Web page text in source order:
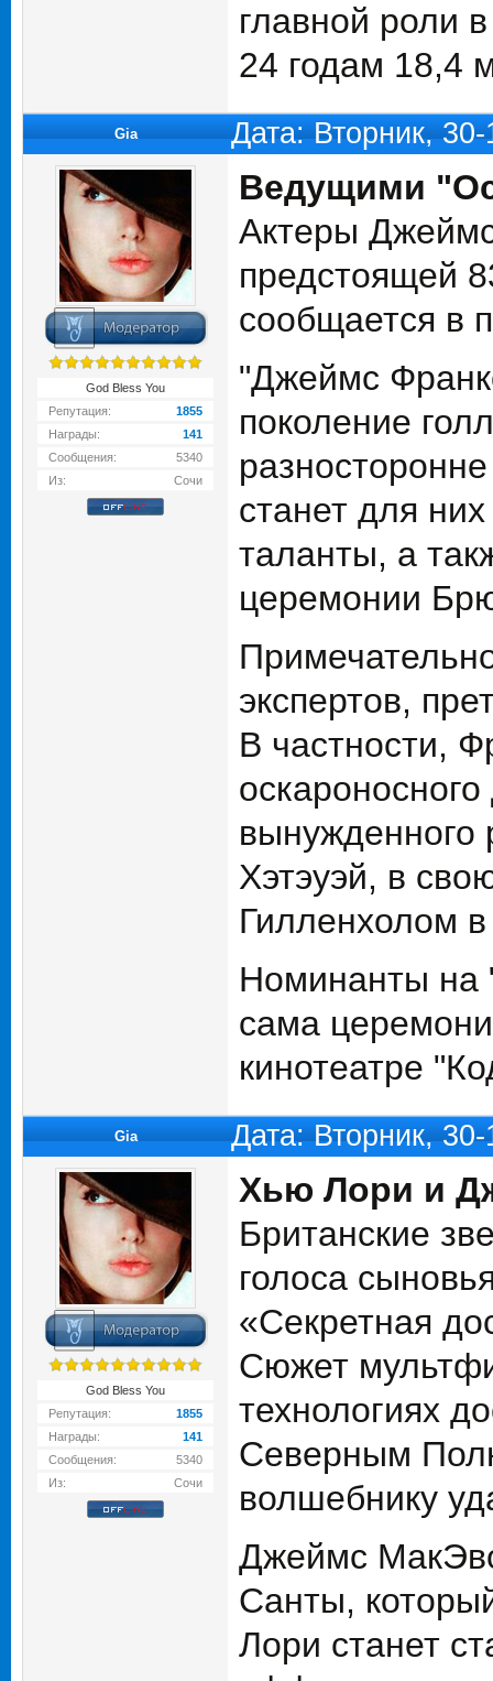
главной роли
24 годам 18,4
Gia Дата: Вторник,
God Bless You
Репутация:
1855
Награды:
141
Сообщения:
5340
Из:
Сочи
Ведущими
Актеры
предстоящей
сообщается в
"Джеймс
поколение
станет для
таланты, а
церемонии
экспертов,
В частности,
вынужденного
Хэтэуэй, в
Гилленхолом
Номинанты на
сама
кинотеатре
Gia Дата: Вторник,
God Bless You
Репутация:
1855
Награды:
141
Сообщения:
5340
Из:
Сочи
Хью Лори и
Британские
голоса
«Секретная
Сюжет
технологиях
Северным
волшебнику
Джеймс
Санты,
Лори станет